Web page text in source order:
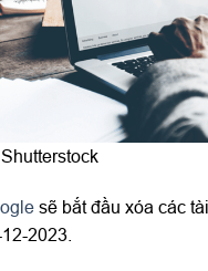
sẽ bắt đầu xóa các
2023.